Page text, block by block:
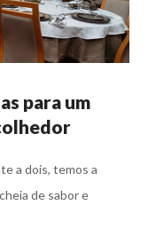
para um
a dois, temos a
de sabor e